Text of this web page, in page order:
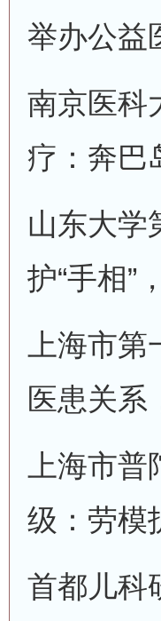
举办公益
南京医科
疗：奔巴
山东大学
护“手相”
上海市
医患关系
上海市
级：劳模
首都儿科